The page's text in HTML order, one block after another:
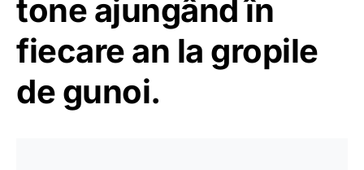
tone ajungând în
fiecare an la gropile
de gunoi.